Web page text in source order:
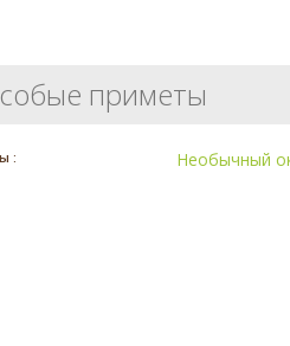
приметы
: Необычный